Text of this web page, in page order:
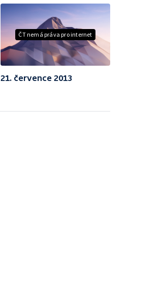
ČT nemá práva pro internet
21. července 2013